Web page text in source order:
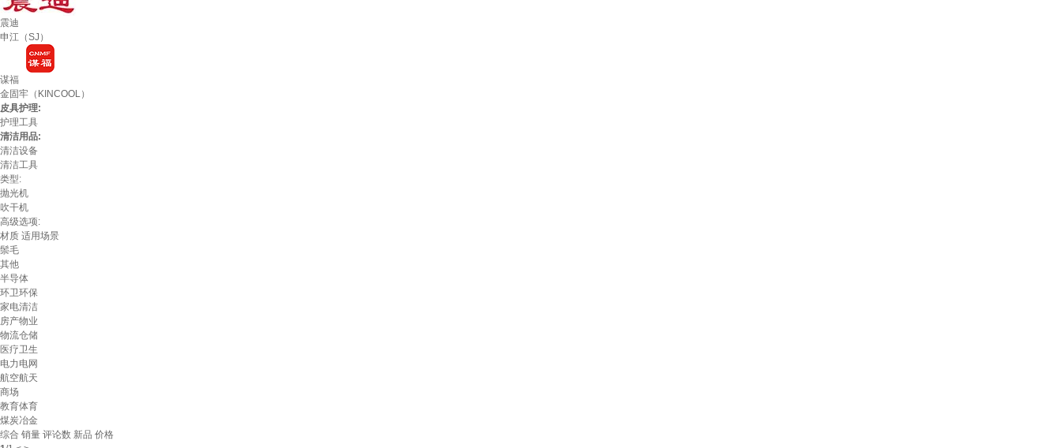
震迪
申江（SJ）
谋福
金固牢（KINCOOL）
皮具护理:
护理工具
清洁用品:
清洁设备
清洁工具
类型:
抛光机
吹干机
高级选项:
材质 适用场景
鬃毛
其他
半导体
环卫环保
家电清洁
房产物业
物流仓储
医疗卫生
电力电网
航空航天
商场
教育体育
煤炭冶金
综合 销量 评论数 新品 价格